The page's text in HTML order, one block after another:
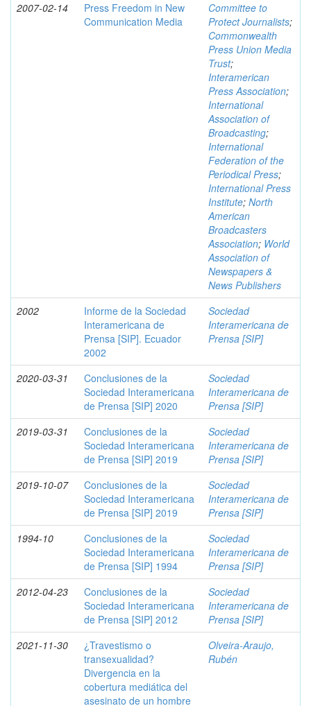
2007-02-14
Press Freedom in New
Communication Media
Committee to
Protect Journalists;
Commonwealth
Press Union Media
Trust;
Interamerican
Press Association;
International
Association of
Broadcasting;
International
Federation of the
Periodical Press;
International Press
Institute; North
American
Broadcasters
Association; World
Association of
Newspapers &
News Publishers
2002
Informe de la Sociedad
Interamericana de
Prensa [SIP]. Ecuador
2002
Sociedad
Interamericana de
Prensa [SIP]
2020-03-31
Conclusiones de la
Sociedad Interamericana
de Prensa [SIP] 2020
Sociedad
Interamericana de
Prensa [SIP]
2019-03-31
Conclusiones de la
Sociedad Interamericana
de Prensa [SIP] 2019
Sociedad
Interamericana de
Prensa [SIP]
2019-10-07
Conclusiones de la
Sociedad Interamericana
de Prensa [SIP] 2019
Sociedad
Interamericana de
Prensa [SIP]
1994-10
Conclusiones de la
Sociedad Interamericana
de Prensa [SIP] 1994
Sociedad
Interamericana de
Prensa [SIP]
2012-04-23
Conclusiones de la
Sociedad Interamericana
de Prensa [SIP] 2012
Sociedad
Interamericana de
Prensa [SIP]
2021-11-30
¿Travestismo o
transexualidad?
Divergencia en la
cobertura mediática del
asesinato de un hombre
Olveira-Araujo,
Rubén